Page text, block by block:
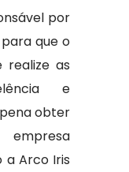
por
que o
realize as
e
pena obter
a Arco Iris